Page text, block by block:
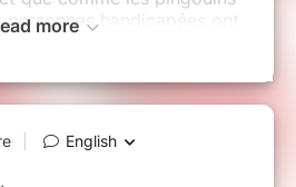
personnes handicapées ont
de le faire avec
entre une femme
more